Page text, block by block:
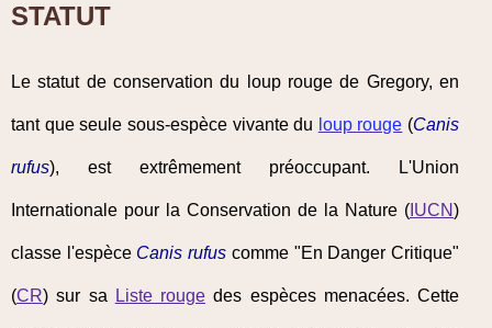
STATUT
Le statut de conservation du loup rouge de Gregory, en
tant que seule sous-espèce vivante du loup rouge (Canis
rufus), est extrêmement préoccupant. L'Union
Internationale pour la Conservation de la Nature ( IUCN)
classe l'espèce Canis rufus comme "En Danger Critique"
(CR) sur sa Liste rouge des espèces menacées. Cette